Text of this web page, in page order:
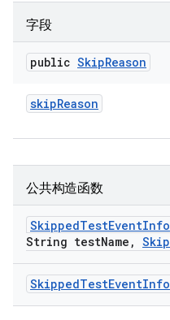
字段
public SkipReason
skipReason
公共构造函数
SkippedTestEventInfo
String testName , Skip
SkippedTestEventInfo